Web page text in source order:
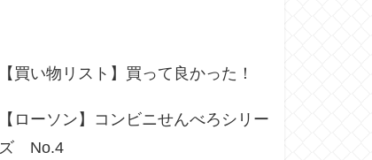
【買い物リスト】買って良かった！
【ローソン】コンビニせんべろシリー
ズ No.4